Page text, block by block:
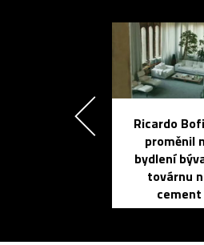
Ricardo
proměnil
bydlení
továrnu
cement